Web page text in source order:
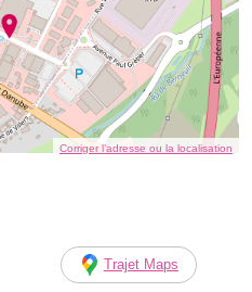
Corriger l’adresse ou la localisation
Trajet Maps